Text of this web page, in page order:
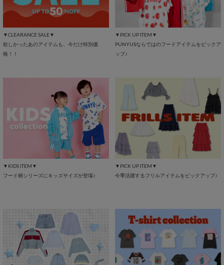
▼CLEARANCE SALE▼
欲しかったあのアイテムも、今だけ特別価
格！！
▼PICK UP ITEM▼
PUNYUSならではのフードアイテムをピックア
ップ♪
▼KIDS ITEM▼
フード柄シリーズにキッズサイズが登場♪
▼PICK UP ITEM▼
今季活躍するフリルアイテムをピックアップ♪